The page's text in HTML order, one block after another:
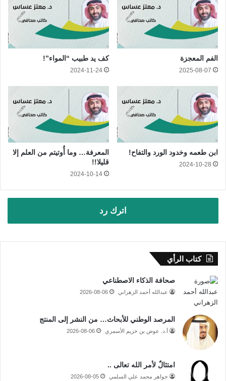
الفم المعجزة
2025-08-07
كف يد طبيب “المواء”!
2024-11-24
ابن طعمه وخدود الورد والتفاح!
2024-10-28
المعرفة… وما أُوتيتم من العلم إلا
قليلا!!
2024-10-14
اترك رد
كتاب الرأي
صحافة الذكاء الاصطناعي
عبدالله أحمد الزهراني 2026-08-06
المرصد الوطني للأبحاث… من النشر إلى المنتج
أ.د. عوض بن خزيم الأسمري 2026-08-06
امتثالٌ لأمر الله تعالى ..
جواهر محمد علي السلمي 2026-08-05